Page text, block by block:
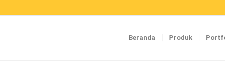
Beranda Produk